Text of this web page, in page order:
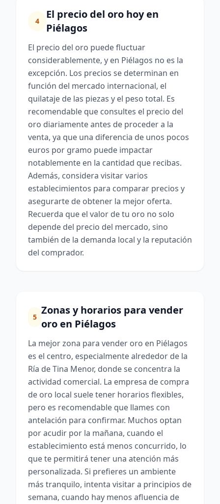
4
El precio del oro hoy en
Piélagos
El precio del oro puede fluctuar
considerablemente, y en Piélagos no es la
excepción. Los precios se determinan en
función del mercado internacional, el
quilataje de las piezas y el peso total. Es
recomendable que consultes el precio del
oro diariamente antes de proceder a la
venta, ya que una diferencia de unos pocos
euros por gramo puede impactar
notablemente en la cantidad que recibas.
Además, considera visitar varios
establecimientos para comparar precios y
asegurarte de obtener la mejor oferta.
Recuerda que el valor de tu oro no solo
depende del precio del mercado, sino
también de la demanda local y la reputación
del comprador.
5
Zonas y horarios para vender
oro en Piélagos
La mejor zona para vender oro en Piélagos
es el centro, especialmente alrededor de la
Ría de Tina Menor, donde se concentra la
actividad comercial. La empresa de compra
de oro local suele tener horarios flexibles,
pero es recomendable que llames con
antelación para confirmar. Muchos optan
por acudir por la mañana, cuando el
establecimiento está menos concurrido, lo
que te permitirá tener una atención más
personalizada. Si prefieres un ambiente
más tranquilo, intenta visitar a principios de
semana, cuando hay menos afluencia de